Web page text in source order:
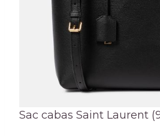
Sac cabas Saint Laurent